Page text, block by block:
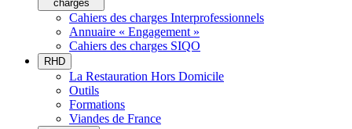
charges
Cahiers des charges Interprofessionnels
Annuaire « Engagement »
Cahiers des charges SIQO
RHD
La Restauration Hors Domicile
Outils
Formations
Viandes de France